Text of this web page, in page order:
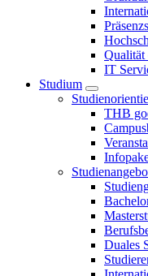
Qualität
IT
Studium
THB
Duales